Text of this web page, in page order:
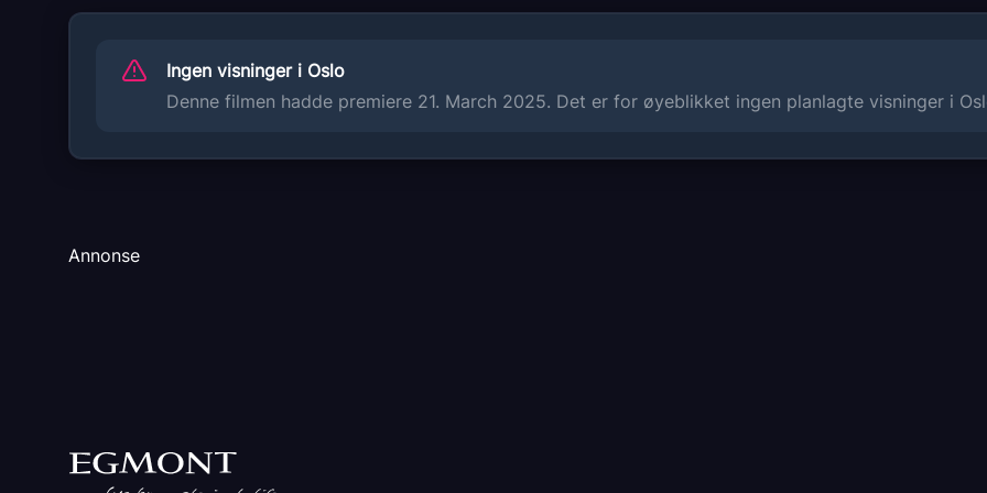
Children's Movie
Adventure
Distributør
Ingen visninger i Oslo
Denne filmen hadde premiere 21. March 2025. Det er for øyeblikket ingen planlagte visninger i
Annonse